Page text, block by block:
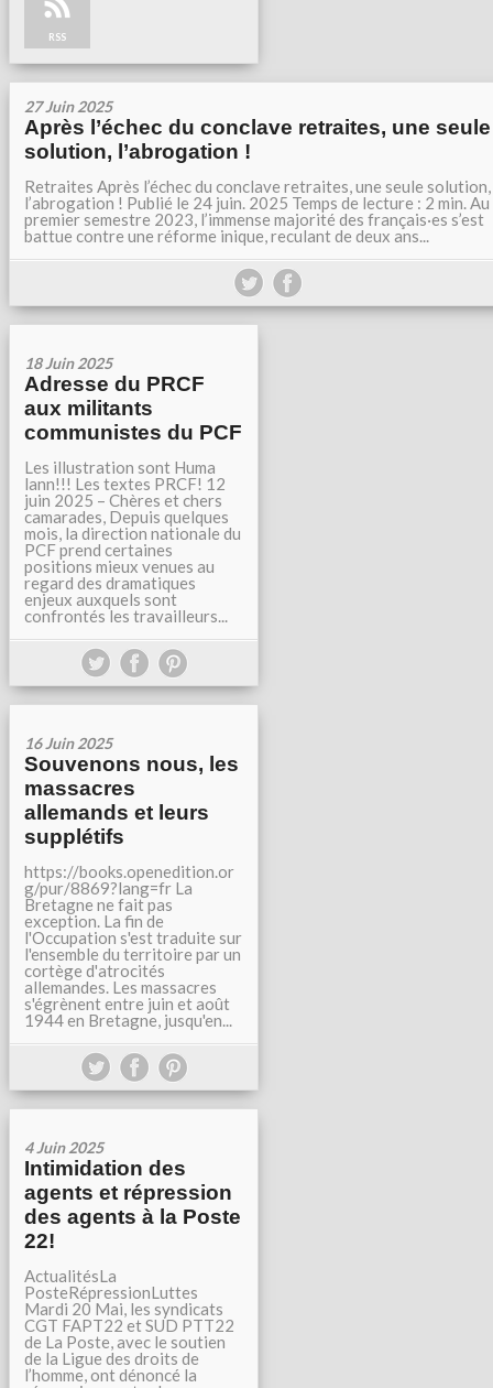
RSS
27 Juin 2025
Après l’échec du conclave retraites, une seule
solution, l’abrogation !
Retraites Après l’échec du conclave retraites, une seule solution,
l’abrogation ! Publié le 24 juin. 2025 Temps de lecture : 2 min. Au
premier semestre 2023, l’immense majorité des français·es s’est
battue contre une réforme inique, reculant de deux ans...
18 Juin 2025
Adresse du PRCF
aux militants
communistes du PCF
Les illustration sont Huma
lann!!! Les textes PRCF! 12
juin 2025 – Chères et chers
camarades, Depuis quelques
mois, la direction nationale du
PCF prend certaines
positions mieux venues au
regard des dramatiques
enjeux auxquels sont
confrontés les travailleurs...
16 Juin 2025
Souvenons nous, les
massacres
allemands et leurs
supplétifs
https://books.openedition.or
g/pur/8869?lang=fr La
Bretagne ne fait pas
exception. La fin de
l'Occupation s'est traduite sur
l'ensemble du territoire par un
cortège d'atrocités
allemandes. Les massacres
s'égrènent entre juin et août
1944 en Bretagne, jusqu'en...
4 Juin 2025
Intimidation des
agents et répression
des agents à la Poste
22!
ActualitésLa
PosteRépressionLuttes
Mardi 20 Mai, les syndicats
CGT FAPT22 et SUD PTT22
de La Poste, avec le soutien
de la Ligue des droits de
l’homme, ont dénoncé la